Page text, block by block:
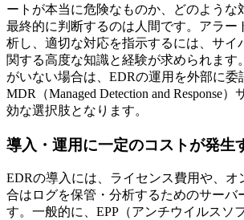
ートが本当に危険なものか、どのような
最終的に判断するのは人間です。アラー
析し、適切な対応を指示するには、サイ
関する高度な知識と経験が求められます
がいない場合は、EDRの運用を外部に委
MDR（Managed Detection and Response
効な選択肢となります。
導入・運用に一定のコストが発生
EDRの導入には、ライセンス費用や、オ
合はログを保管・分析するためのサーバ
す。一般的に、EPP（アンチウイルスソ